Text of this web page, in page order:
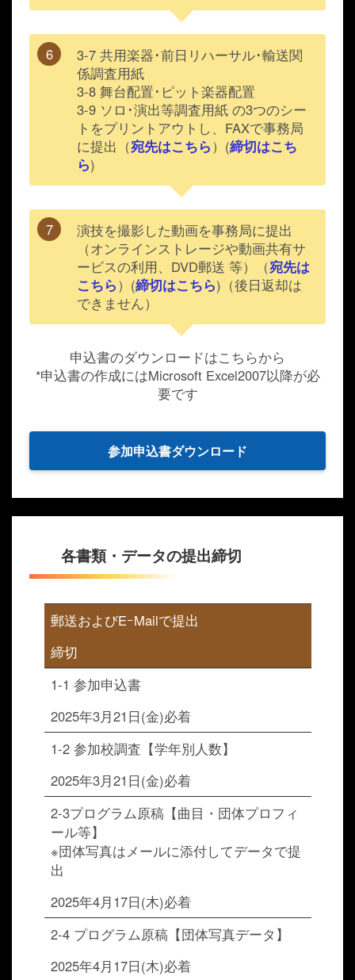
3-7 共用楽器･前日リハーサル･輸送関
係調査用紙
3-8 舞台配置･ピット楽器配置
3-9 ソロ･演出等調査用紙 の3つのシー
トをプリントアウトし、FAXで事務局
に提出（宛先はこちら）(締切はこち
ら)
演技を撮影した動画を事務局に提出
（オンラインストレージや動画共有サ
ービスの利用、DVD郵送 等）（宛先は
こちら）(締切はこちら)（後日返却は
できません）
申込書のダウンロードはこちらから
*申込書の作成にはMicrosoft Excel2007以降が必
要です
参加申込書ダウンロード
各書類・データの提出締切
郵送およびEｰMailで提出
締切
1-1 参加申込書
2025年3月21日(金)必着
1-2 参加校調査【学年別人数】
2025年3月21日(金)必着
2-3プログラム原稿【曲目・団体プロフィ
ール等】
※団体写真はメールに添付してデータで提
出
2025年4月17日(木)必着
2-4 プログラム原稿【団体写真データ】
2025年4月17日(木)必着